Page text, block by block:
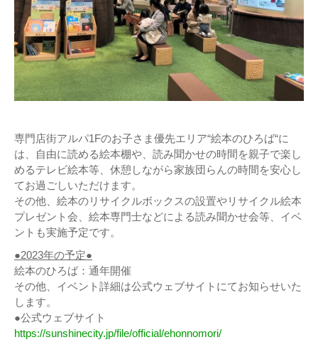
専門店街アルパ1Fのお子さま優先エリア“絵本のひろば“に
は、自由に読める絵本棚や、読み聞かせの時間を親子で楽し
めるテレビ絵本等、休憩しながら家族団らんの時間を安心し
てお過ごしいただけます。
その他、絵本のリサイクルボックスの設置やリサイクル絵本
プレゼント会、絵本専門士などによる読み聞かせ会等、イベ
ントも実施予定です。
●2023年の予定●
絵本のひろば：通年開催
その他、イベント詳細は公式ウェブサイトにてお知らせいた
します。
●公式ウェブサイト
https://sunshinecity.jp/file/official/ehonnomori/